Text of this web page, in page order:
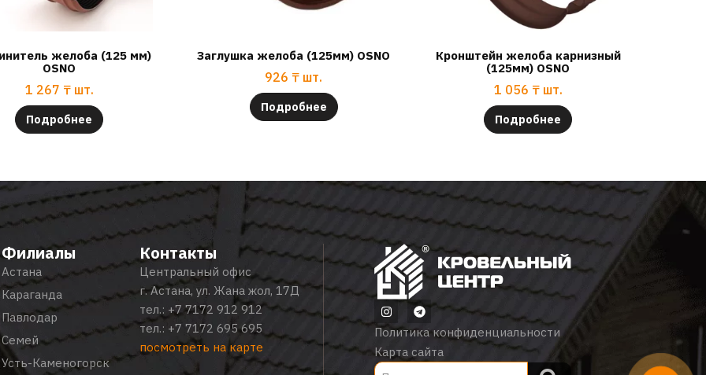
желоба (125 мм)
OSNO
1 267 ₸ шт.
Подробнее
Заглушка желоба (125мм) OSNO
926 ₸ шт.
Подробнее
Кронштейн желоба карнизный
(125мм) OSNO
1 056 ₸ шт.
Подробнее
Филиалы
Астана
Караганда
Павлодар
Семей
Усть-Каменогорск
Контакты
Центральный офис
г. Астана, ул. Жана жол, 17Д
тел.: +7 7172 912 912
тел.: +7 7172 695 695
посмотреть на карте
Политика конфиденциальности
Карта сайта